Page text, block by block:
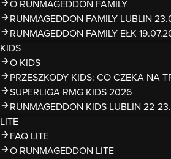
O RUNMAGEDDON FAMILY
RUNMAGEDDON FAMILY LUBLIN
RUNMAGEDDON FAMILY EŁK
KIDS
O KIDS
PRZESZKODY KIDS: CO CZEKA NA
SUPERLIGA RMG KIDS 2026
RUNMAGEDDON KIDS LUBLIN 22-
LITE
FAQ LITE
O RUNMAGEDDON LITE